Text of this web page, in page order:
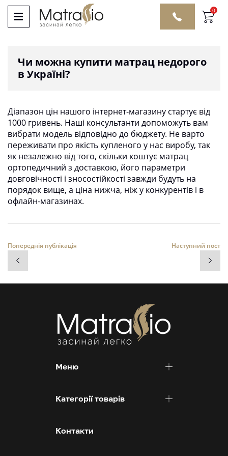
0
Чи можна купити матрац недорого
в Україні?
Діапазон цін нашого інтернет-магазину стартує від
1000 гривень. Наші консультанти допоможуть вам
вибрати модель відповідно до бюджету. Не варто
переживати про якість купленого у нас виробу, так
як незалежно від того, скільки коштує матрац
ортопедичний з доставкою, його параметри
довговічності і зносостійкості завжди будуть на
порядок вище, а ціна нижча, ніж у конкурентів і в
офлайн-магазинах.
Попереднія публікація Наступний пост
Меню
Категорії товарів
Контакти